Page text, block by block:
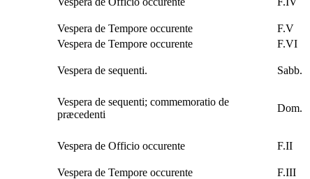
Vespera de Tempore occurente
F.V
Vespera de Tempore occurente F.VI
Vespera de sequenti. Sabb.
Vespera de sequenti; commemoratio de
præcedenti
Dom.
Vespera de Officio occurente F.II
Vespera de Tempore occurente
F.III